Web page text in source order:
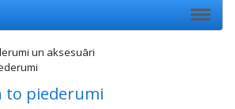
un aksesuāri
to piederumi